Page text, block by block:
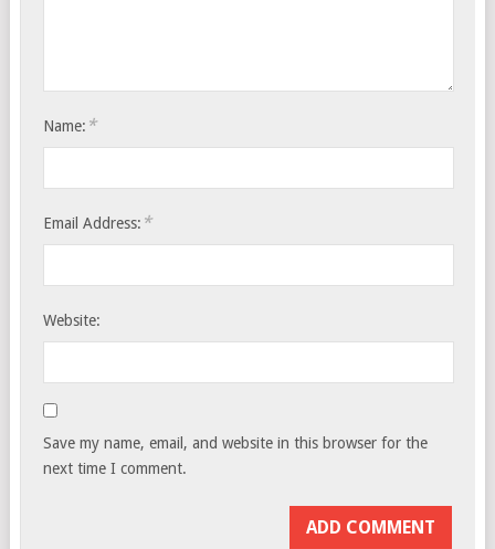
Name: *
Email Address: *
Website:
Save my name, email, and website in this browser for the
next time I comment.